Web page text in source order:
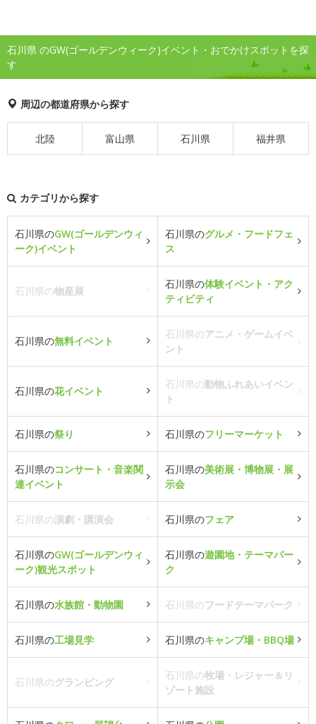
石川県 のGW(ゴールデンウィーク)イベント・おでかけスポットを探
す
周辺の都道府県から探す
北陸 富山県 石川県 福井県
カテゴリから探す
石川県のGW(ゴールデンウィ
ーク)イベント
石川県のグルメ・フードフェ
ス
石川県の物産展
石川県の体験イベント・アク
ティビティ
石川県の無料イベント
石川県のアニメ・ゲームイベ
ント
石川県の花イベント
石川県の動物ふれあいイベン
ト
石川県の祭り 石川県のフリーマーケット
石川県のコンサート・音楽関
連イベント
石川県の美術展・博物展・展
示会
石川県の演劇・講演会 石川県のフェア
石川県のGW(ゴールデンウィ
ーク)観光スポット
石川県の遊園地・テーマパー
ク
石川県の水族館・動物園 石川県のフードテーマパーク
石川県の工場見学 石川県のキャンプ場・BBQ場
石川県のグランピング
石川県の牧場・レジャー＆リ
ゾート施設